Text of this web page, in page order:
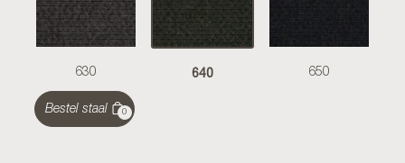
630 640 650
Bestel staal 0